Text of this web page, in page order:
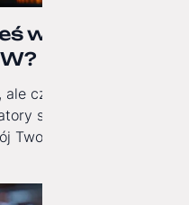
właścicielem
czy masz do niej
stron i zamknięte
Twojej firmy i jak